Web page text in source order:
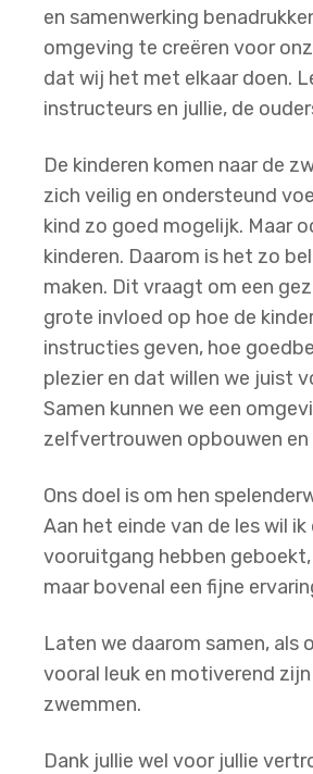
en samenwerking
omgeving te creëren voor
dat wij het met elkaar doen.
instructeurs en jullie, de
De kinderen komen naar de
zich veilig en ondersteund
kind zo goed mogelijk. Maar
kinderen. Daarom is het zo
maken. Dit vraagt om een
grote invloed op hoe de
instructies geven, hoe
plezier en dat willen we juist
Samen kunnen we een
zelfvertrouwen opbouwen en
Ons doel is om hen
Aan het einde van de les wil
vooruitgang hebben
maar bovenal een fijne
Laten we daarom samen, als
vooral leuk en motiverend
zwemmen.
Dank jullie wel voor jullie